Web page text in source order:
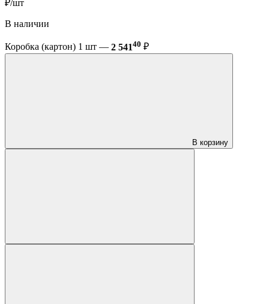
₽/шт
В наличии
Коробка (картон) 1 шт — 2 54140 ₽
В корзину